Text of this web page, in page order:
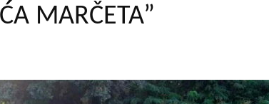
MARČETA”